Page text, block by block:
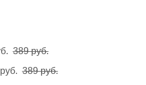
389 руб.
руб.389 руб.